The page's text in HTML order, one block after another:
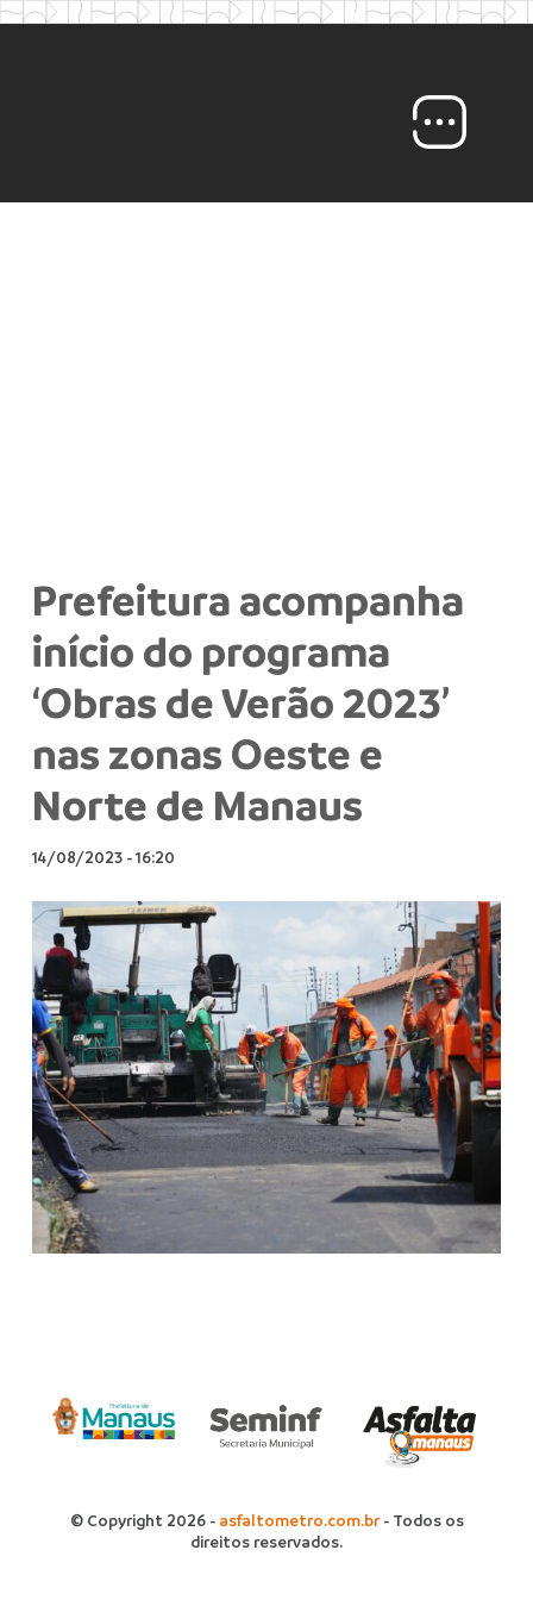
Prefeitura acompanha
início do programa
‘Obras de Verão 2023’
nas zonas Oeste e
Norte de Manaus
14/08/2023-16:20
© Copyright 2026 - asfaltometro.com.br- Todos os
direitos reservados.